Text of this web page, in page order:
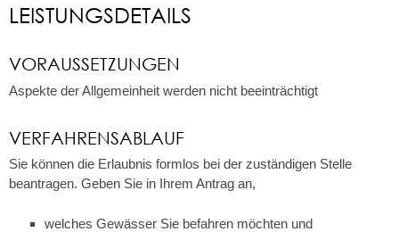
LEISTUNGSDETAILS
VORAUSSETZUNGEN
Aspekte der Allgemeinheit werden nicht beeinträchtigt
VERFAHRENSABLAUF
Sie können die Erlaubnis formlos bei der zuständigen Stelle
beantragen. Geben Sie in Ihrem Antrag an,
welches Gewässer Sie befahren möchten und